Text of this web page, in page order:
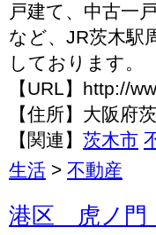
戸建て、中古一
など、JR茨木駅
しております。
【URL】http://
【住所】大阪府
【関連】 茨木市
生活 > 不動産
港区 虎ノ門